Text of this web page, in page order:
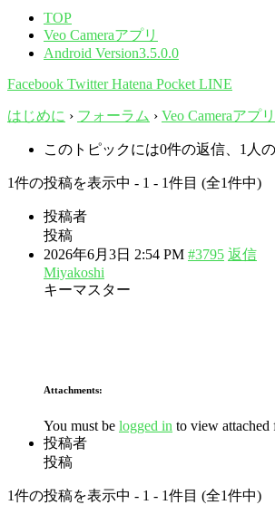
TOP
Veo Cameraアプリ
Android Version3.5.0.0
Facebook TwitterHatena Pocket LINE
はじめに › フォーラム › Veo Cameraアプリ
このトピックには0件の返信、1人
1件の投稿を表示中 - 1 - 1件目 (全1件中)
投稿者
投稿
2026年6月3日 2:54 PM #3795 返信
Miyakoshi
キーマスター
Attachments:
You must be logged in to view attached
投稿者
投稿
1件の投稿を表示中 - 1 - 1件目 (全1件中)